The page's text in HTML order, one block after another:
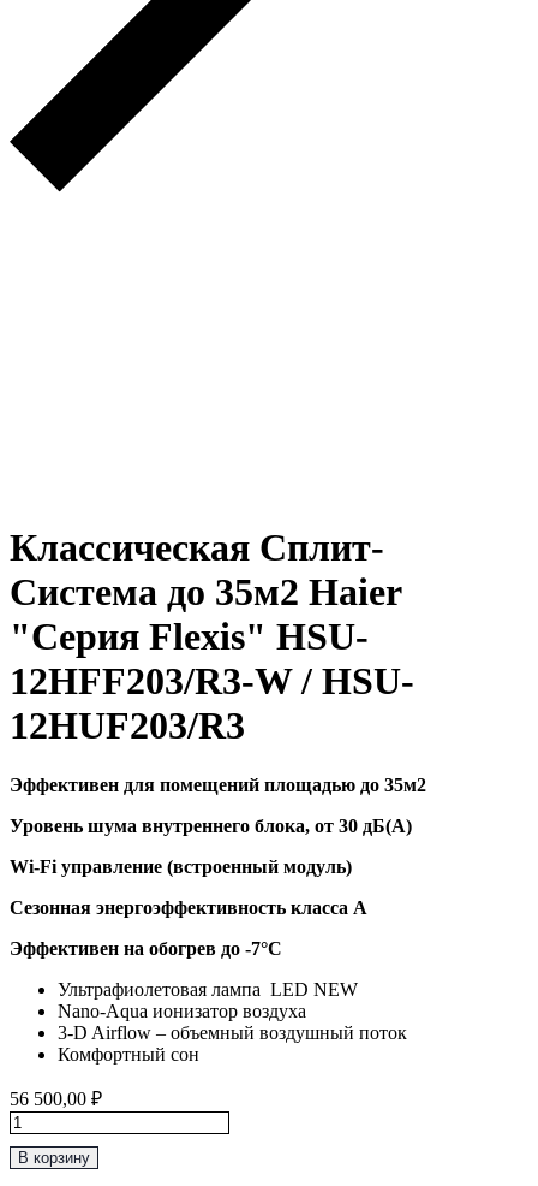
Классическая Сплит-
Система до 35м2 Haier
"Серия Flexis" HSU-
12HFF203/R3-W / HSU-
12HUF203/R3
Эффективен для помещений площадью до 35м2
Уровень шума внутреннего блока, от 30 дБ(А)
Wi-Fi управление (встроенный модуль)
Сезонная энергоэффективность класса А
Эффективен на обогрев до -7°C
Ультрафиолетовая лампа LED NEW
Nano-Aqua ионизатор воздуха
3-D Airflow – объемный воздушный поток
Комфортный сон
56 500,00 ₽
Количество
товара
Классическая
В корзину